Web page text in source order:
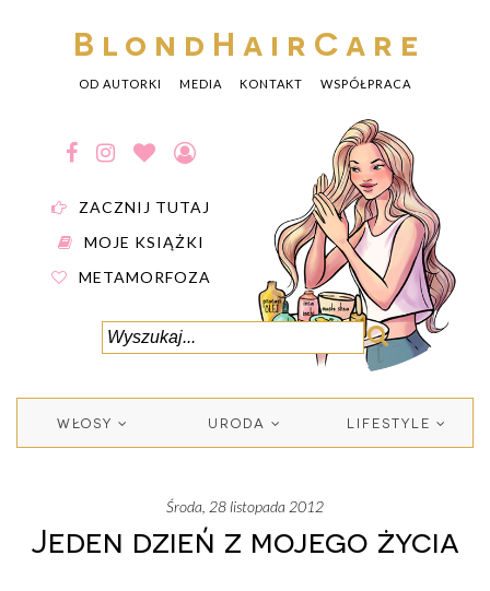
BlondHairCare
OD AUTORKI MEDIA KONTAKT WSPÓŁPRACA
ZACZNIJ TUTAJ
MOJE KSIĄŻKI
METAMORFOZA
WŁOSY URODA LIFESTYLE
środa, 28 listopada 2012
Jeden dzień z mojego życia